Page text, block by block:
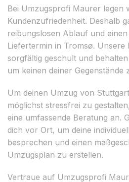
Bei Umzugsprofi Maurer legen
Kundenzufriedenheit. Deshalb
reibungslosen Ablauf und
Liefertermin in Tromsø. Unsere
sorgfältig geschult und
um keinen deiner Gegenstände
Um deinen Umzug von
möglichst stressfrei zu
eine umfassende Beratung an.
dich vor Ort, um deine
besprechen und einen
Umzugsplan zu erstellen.
Vertraue auf Umzugsprofi